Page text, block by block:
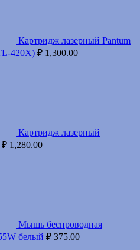
Картридж лазерный Pantum
420X) ₽ 1,300.00
Картридж лазерный
₽ 1,280.00
Мышь беспроводная
белый ₽ 375.00